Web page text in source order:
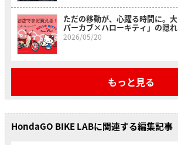
ただの移動が、心躍る時間に。
パーカブ×ハローキティ」の隠
2026/05/20
もっと見る
HondaGO BIKE LABに関連する編集記事